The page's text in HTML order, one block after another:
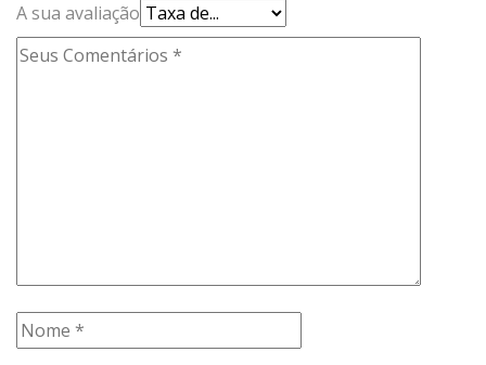
A sua avaliação